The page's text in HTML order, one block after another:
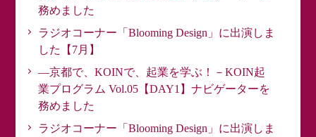
務めました
ラジオコーナー「Blooming Design」に出演しま
した【7月】
―京都で、KOINで、起業を学ぶ！－KOIN起
業プログラム Vol.05【DAY1】ナビゲーターを
務めました
ラジオコーナー「Blooming Design」に出演しま